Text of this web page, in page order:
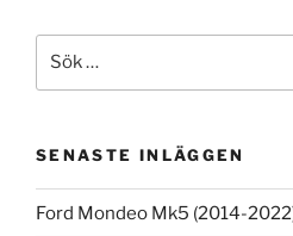
efter:
SENASTE INLÄGGEN
Ford Mondeo Mk5 (2014-